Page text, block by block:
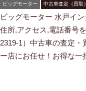
ビッグモーター 中古車査定（買取
ビッグモーター 水戸イ
住所,アクセス,電話番号
2319-1）中古車の査定
ー店にお任せ！お得な一